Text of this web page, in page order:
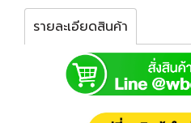
รายละเอียดสินค้า